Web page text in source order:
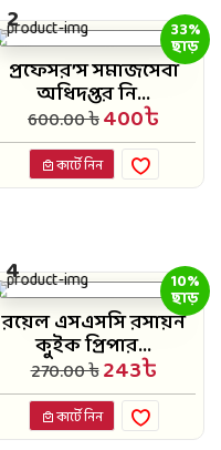
2 33%
ছাড়
প্রফেসর’স সমাজসেবা
অধিদপ্তর নি...
600.00 ৳400৳
কার্টে নিন
4 10%
ছাড়
রয়েল এসএসসি রসায়ন
কুইক প্রিপার...
270.00 ৳243৳
কার্টে নিন